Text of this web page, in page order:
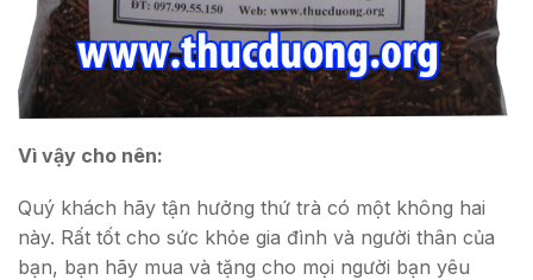
Vì vậy cho nên:
Quý khách hãy tận hưởng thứ trà có một không hai
này. Rất tốt cho sức khỏe gia đình và người thân của
bạn, bạn hãy mua và tặng cho mọi người bạn yêu